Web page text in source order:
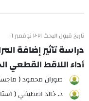
تاريخ قبول البحث ٢٠٢١ نوفمبر ١٦
دراسة تأثير إضافة
أداء اللاقط القطعي
صوران محمود (
د. خالد اصطيفي (